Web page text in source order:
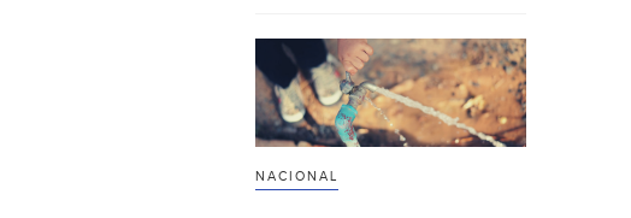
NACIONAL